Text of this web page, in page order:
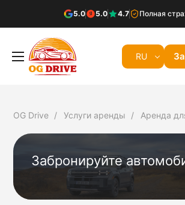
5.0 5.0 4.7 Полная
RU
OG Drive Услуги аренды Аренда
Забронируйте